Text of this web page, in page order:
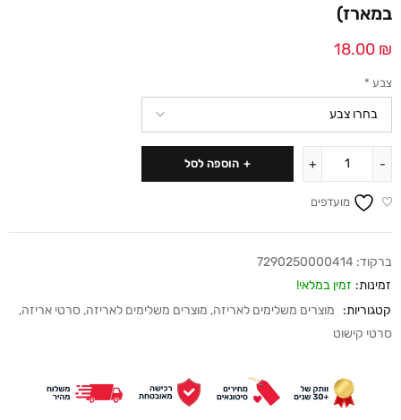
במארז)
18.00 ₪
צבע *
הוספה לסל
מועדפים
ברקוד: 7290250000414
זמינות: זמין במלאי!
קטגוריות:
מוצרים משלימים לאריזה, מוצרים משלימים לאריזה, סרטי אריזה,
סרטי קישוט